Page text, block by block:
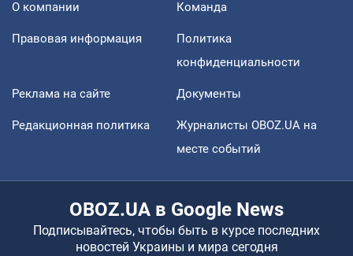
О компании Команда
Правовая информация
Политика
конфиденциальности
Реклама на сайте Документы
Редакционная политика
Журналисты OBOZ.UA на
месте событий
OBOZ.UA в Google News
Подписывайтесь, чтобы быть в курсе последних
новостей Украины и мира сегодня